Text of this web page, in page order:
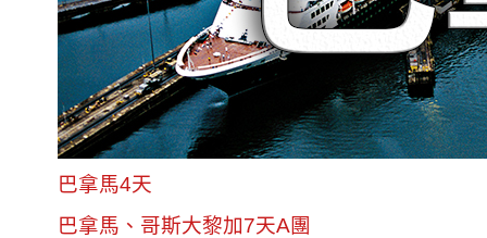
巴拿馬4天
巴拿馬、哥斯大黎加7天A團